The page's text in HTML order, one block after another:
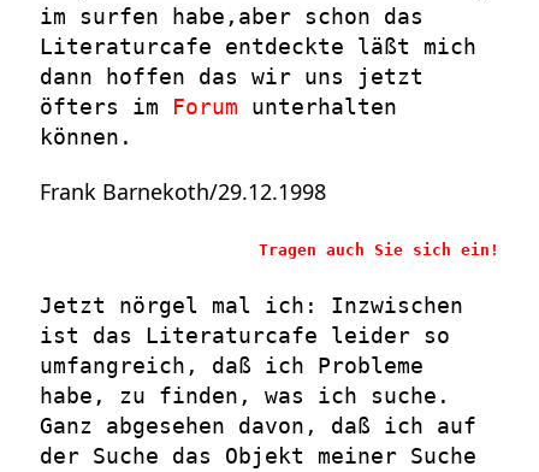
im surfen habe,aber schon das
Literaturcafe entdeckte läßt mich
dann hoffen das wir uns jetzt
öfters im Forum unterhalten
können.
Frank Barnekoth/29.12.1998
Tragen auch Sie sich ein!
Jetzt nörgel mal ich: Inzwischen
ist das Literaturcafe leider so
umfangreich, daß ich Probleme
habe, zu finden, was ich suche.
Ganz abgesehen davon, daß ich auf
der Suche das Objekt meiner Suche